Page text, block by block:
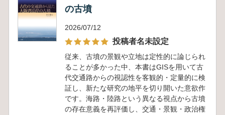
の古墳
2026/07/12
投稿者名未設定
従来、古墳の景観や立地は定性的に論じられ
ることが多かった中、本書はGISを用いて古
代交通路からの視認性を客観的・定量的に検
証し、新たな研究の地平を切り開いた意欲作
です。海路・陸路という異なる視点から古墳
の存在意義を再評価し、交通・景観・政治権